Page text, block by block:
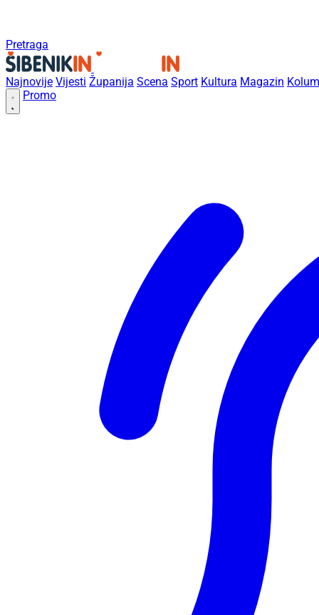
Pretraga
Najnovije Vijesti Županija Scena Sport Kultura Magazin
Promo